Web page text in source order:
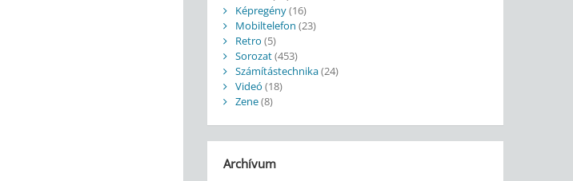
Képregény(16)
Mobiltelefon (23)
Retro (5)
Sorozat(453)
Számítástechnika(24)
Videó (18)
Zene(8)
Archívum